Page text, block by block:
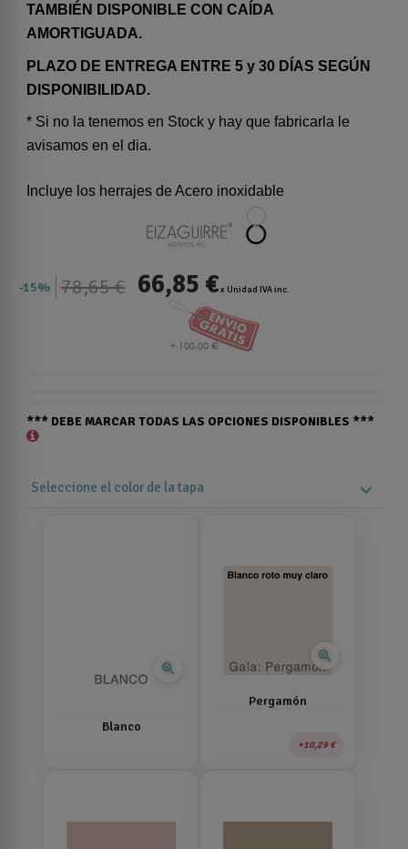
TAMBIÉN DISPONIBLE CON CAÍDA
AMORTIGUADA.
PLAZO DE ENTREGA ENTRE 5 y 30 DÍAS SEGÚN
DISPONIBILIDAD.
* Si no la tenemos en Stock y hay que fabricarla le
avisamos en el dia.
Incluye los herrajes de Acero inoxidable
15% 78,65 € 66,85 €x Unidad IVA inc.
*** DEBE MARCAR TODAS LAS OPCIONES DISPONIBLES ***
Seleccione el color de la tapa expand_more
zoom_in
Blanco
zoom_in
Pergamón
10,29 €